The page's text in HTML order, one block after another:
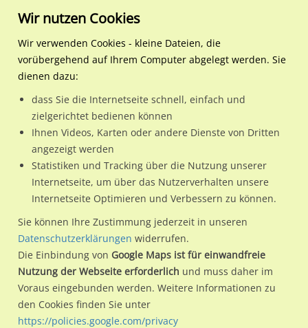
Regionale Plakatwerbung Nordrhein-Westfalen
Dortmund, Stadt
Lindenhorster Str. /
44147 / Dortmund, Stadt
Nutze günstige Werbemöglichkeiten am Standort
Lindenhorster Str. / Höhe Hs.-Nr. 44 / v. Brücke li. Sto. 1 in
Dortmund, Stadt.
Wir erheben für jede unserer Werbeflächen individuelle und
aktuelleStandortinformationenundLeistungswerte. Damit
kannst du dich schon vor der Buchung im Detail über den
Standort, seine Reichweite und Werbewirkung sowie
eventuelle Beschränkungen in den zugelassenen
Wir nutzen Cookies
Wir verwenden Cookies - kleine Dateien, die
vorübergehend auf Ihrem Computer abgelegt werden. Sie
dienen dazu:
dass Sie die Internetseite schnell, einfach und
zielgerichtet bedienen können
Ihnen Videos, Karten oder andere Dienste von Dritten
angezeigt werden
Statistiken und Tracking über die Nutzung unserer
Internetseite, um über das Nutzerverhalten unsere
Internetseite Optimieren und Verbessern zu können.
Sie können Ihre Zustimmung jederzeit in unseren
Datenschutzerklärungen widerrufen.
Die Einbindung von Google Maps ist für einwandfreie
Nutzung der Webseite erforderlich und muss daher im
Voraus eingebunden werden. Weitere Informationen zu
den Cookies finden Sie unter
https://policies.google.com/privacy